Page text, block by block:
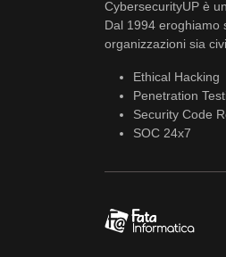
CybersecurityUP è
Dal 1994 eroghiamo
organizzazioni sia
Ethical Hacking
Penetration
Security Code
SOC 24x7